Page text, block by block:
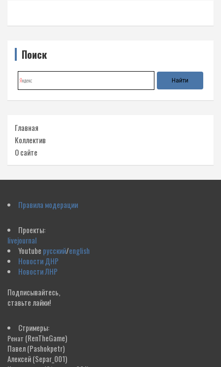
Поиск
Главная
Коллектив
О сайте
Правила модерации
Проекты:
livejournal
Youtube русский/english
Новости ДНР
Новости ЛНР
Подписывайтесь,
ставьте лайки!
Стримеры:
Ренат (RenTheGame)
Павел(Pashokpetr)
Алексей(Separ_001)